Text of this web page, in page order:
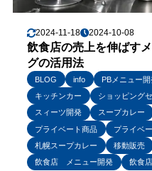
2024-11-18 2024-10-08
飲食店の売上を伸ばす
グの活用法
BLOG info PBメニュー開
キッチンカー
ショッピング
スィーツ開発
スープカレー
プライベート商品
プライベ
札幌スープカレー
移動販売
飲食店 メニュー開発
飲食